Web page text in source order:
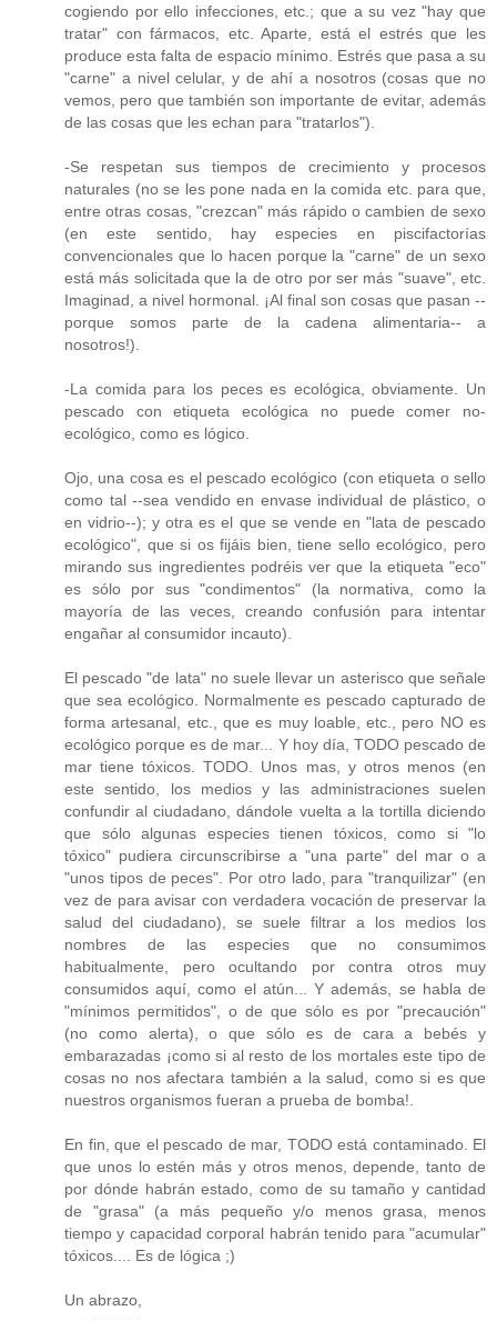
cogiendo por ello infecciones, etc.; que a su vez "hay que
tratar" con fármacos, etc. Aparte, está el estrés que les
produce esta falta de espacio mínimo. Estrés que pasa a su
"carne" a nivel celular, y de ahí a nosotros (cosas que no
vemos, pero que también son importante de evitar, además
de las cosas que les echan para "tratarlos").
-Se respetan sus tiempos de crecimiento y procesos
naturales (no se les pone nada en la comida etc. para que,
entre otras cosas, "crezcan" más rápido o cambien de sexo
(en este sentido, hay especies en piscifactorías
convencionales que lo hacen porque la "carne" de un sexo
está más solicitada que la de otro por ser más "suave", etc.
Imaginad, a nivel hormonal. ¡Al final son cosas que pasan --
porque somos parte de la cadena alimentaria-- a
nosotros!).
-La comida para los peces es ecológica, obviamente. Un
pescado con etiqueta ecológica no puede comer no-
ecológico, como es lógico.
Ojo, una cosa es el pescado ecológico (con etiqueta o sello
como tal --sea vendido en envase individual de plástico, o
en vidrio--); y otra es el que se vende en "lata de pescado
ecológico", que si os fijáis bien, tiene sello ecológico, pero
mirando sus ingredientes podréis ver que la etiqueta "eco"
es sólo por sus "condimentos" (la normativa, como la
mayoría de las veces, creando confusión para intentar
engañar al consumidor incauto).
El pescado "de lata" no suele llevar un asterisco que señale
que sea ecológico. Normalmente es pescado capturado de
forma artesanal, etc., que es muy loable, etc., pero NO es
ecológico porque es de mar... Y hoy día, TODO pescado de
mar tiene tóxicos. TODO. Unos mas, y otros menos (en
este sentido, los medios y las administraciones suelen
confundir al ciudadano, dándole vuelta a la tortilla diciendo
que sólo algunas especies tienen tóxicos, como si "lo
tóxico" pudiera circunscribirse a "una parte" del mar o a
"unos tipos de peces". Por otro lado, para "tranquilizar" (en
vez de para avisar con verdadera vocación de preservar la
salud del ciudadano), se suele filtrar a los medios los
nombres de las especies que no consumimos
habitualmente, pero ocultando por contra otros muy
consumidos aquí, como el atún... Y además, se habla de
"mínimos permitidos", o de que sólo es por "precaución"
(no como alerta), o que sólo es de cara a bebés y
embarazadas ¡como si al resto de los mortales este tipo de
cosas no nos afectara también a la salud, como si es que
nuestros organismos fueran a prueba de bomba!.
En fin, que el pescado de mar, TODO está contaminado. El
que unos lo estén más y otros menos, depende, tanto de
por dónde habrán estado, como de su tamaño y cantidad
de "grasa" (a más pequeño y/o menos grasa, menos
tiempo y capacidad corporal habrán tenido para "acumular"
tóxicos.... Es de lógica ;)
Un abrazo,